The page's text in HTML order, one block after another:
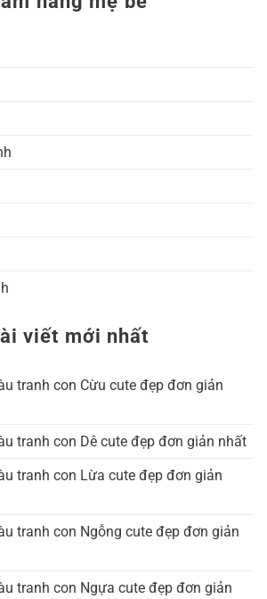
viết mới nhất
tranh con Cừu cute đẹp đơn giản
tranh con Dê cute đẹp đơn giản nhất
tranh con Lừa cute đẹp đơn giản
tranh con Ngỗng cute đẹp đơn giản
tranh con Ngựa cute đẹp đơn giản